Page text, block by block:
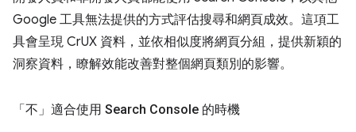
Google 工具無法提供的方式評估搜尋和網頁成效。這項工
具會呈現 CrUX 資料，並依相似度將網頁分組，提供新穎的
洞察資料，瞭解效能改善對整個網頁類別的影響。
「不」 適合使用 Search Console 的時機